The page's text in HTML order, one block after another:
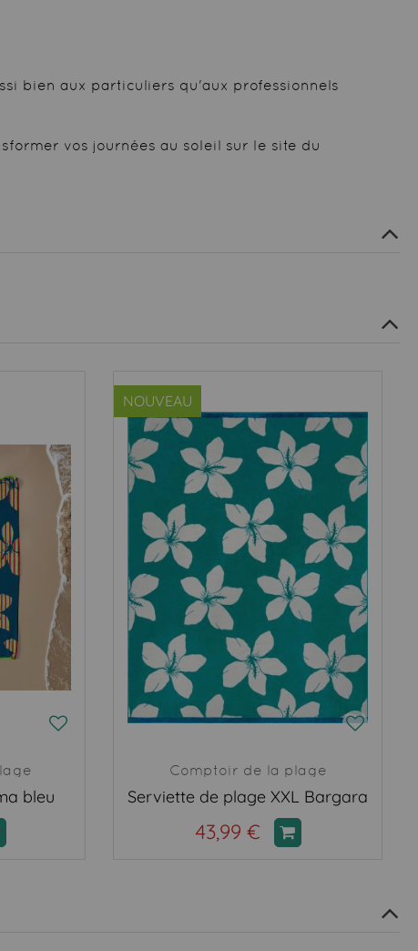
bien aux particuliers qu'aux professionnels
vos journées au soleil sur le site du
bleu
NOUVEAU
Comptoir de la plage
Serviette de plage XXL Bargara
43,99 €